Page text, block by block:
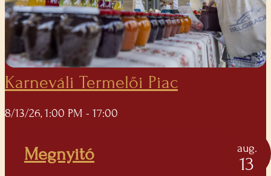
Karneváli Termelői Piac
8/13/26, 1:00 PM - 17:00
Megnyitó aug.
13